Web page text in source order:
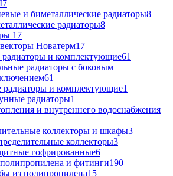
7
и биметаллические радиаторы8
радиаторы8
17
Новатерм17
радиаторы и комплектующие61
радиаторы с боковым
61
радиаторы и комплектующие1
радиаторы1
и внутреннего водоснабжения
коллекторы и шкафы3
коллекторы3
гофрированные6
и фитинги190
из полипропилена15